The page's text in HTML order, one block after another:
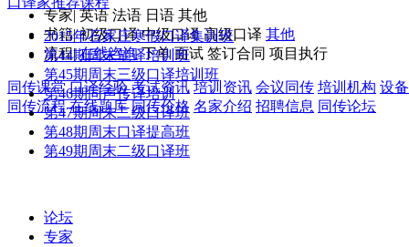
专家| 英语 法语 日语 其他
书籍|初级口译 中级口译 高级口译 其他
流程|在线咨询 下单 面试 签订合同 项目执行
同传课堂 口译经验 考试资讯 培训资讯 会议同传 培训机构 设
同传流程 在线题库 同传价格 名家介绍 招聘信息 同传论坛
2015年石家庄寒假口译集训班
第44期周末笔译培训班
第45期周末三级口译培训班
第46期同声传译培训
第47期周末二级口译班
第48期周末口译提高班
第49期周末二级口译班
论坛
专家